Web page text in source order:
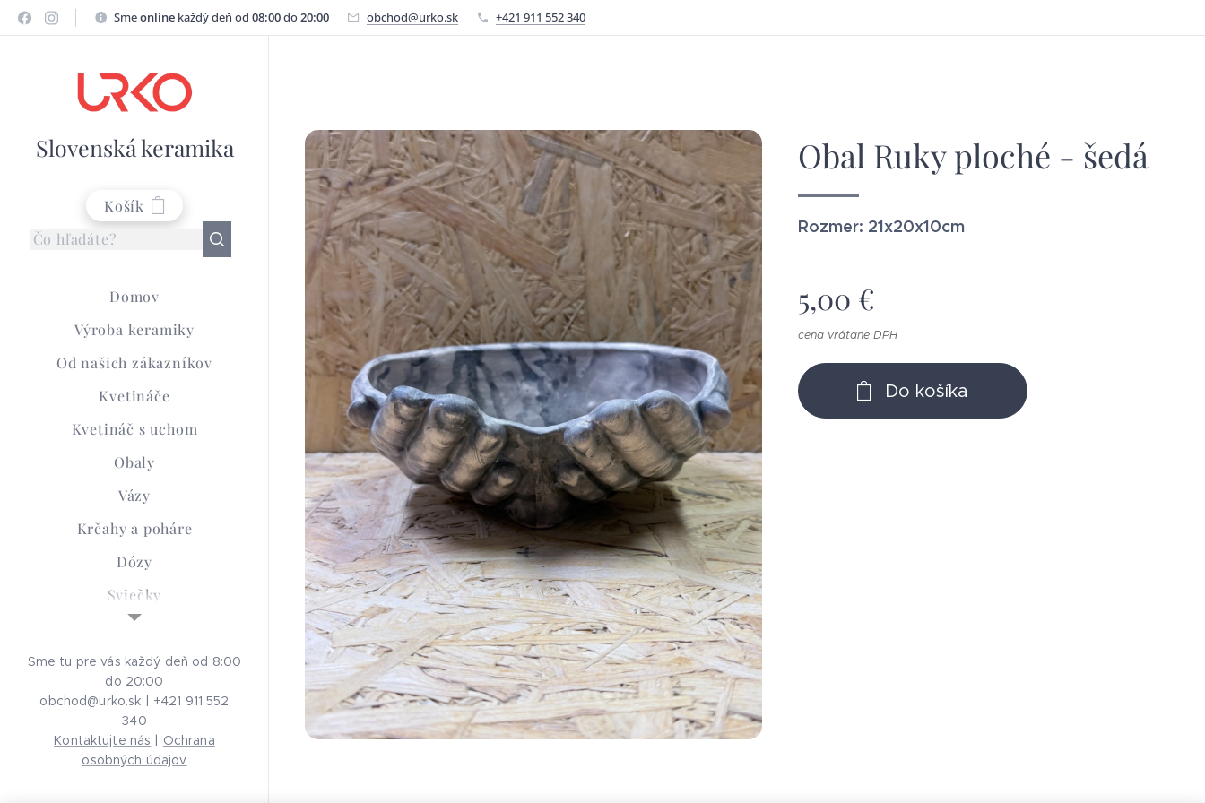
Smeonline každý deň od 08:00do20:00 obchod@urko.sk +421 911 552 340
Slovenská keramika
Košík
Domov
Výroba keramiky
Od našich zákazníkov
Kvetináče
Kvetináč s uchom
Obaly
Vázy
Krčahy a poháre
Dózy
Sviečky
Smútočná keramika
Advent
Aróma Lampy
Ochrana osobných
Obal Ruky ploché - šedá
Rozmer: 21x20x10cm
5,00 €
cena vrátane DPH
Do košíka
Sme tu pre vás každý deň od 8:00
do 20:00
obchod@urko.sk | +421 911 552
340
Kontaktujte nás | Ochrana
osobných údajov